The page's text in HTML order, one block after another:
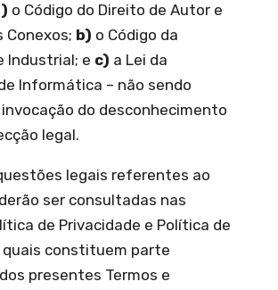
o Código do Direito de Autor e
Conexos; b) o Código da
Industrial; e c) a Lei da
Informática – não sendo
do desconhecimento
legal.
legais referentes ao
ser consultadas nas
de Privacidade e Política de
quais constituem parte
presentes Termos e